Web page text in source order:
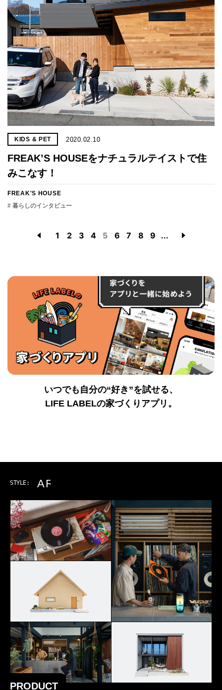
KIDS & PET 2020.02.10
FREAK’S HOUSEをナチュラルテイストで住
みこなす！
FREAK'S HOUSE
# 暮らしのインタビュー
1 2 3 4 5 6 7 8 9 ...
いつでも自分の“好き”を試せる、
LIFE LABELの家づくりアプリ。
STYLE: ART & MUSIC
PRODUCT